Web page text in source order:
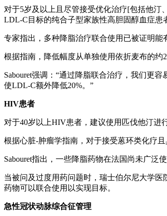
对于5岁及以上且尽管接受优化治疗[包括他汀
LDL-C目标的纯合子型家族性高胆固醇血症患
专家指出，多种降脂治疗联合使用已被证明能
根据指南，降低幅度从单独使用依折麦布的约
Sabouret强调：“通过降脂联合治疗，我们更
使LDL-C额外降低20%。”
HIV患者
对于40岁以上HIV患者，建议使用匹伐他汀进
根据心脏-肿瘤学指南，对于接受蒽环类化疗
Sabouret指出，一些降脂药物在法国尚未广泛
当被问及过度用药问题时，瑞士伯尔尼大学医
药物可以联合使用以实现目标。
急性冠状动脉综合征管理